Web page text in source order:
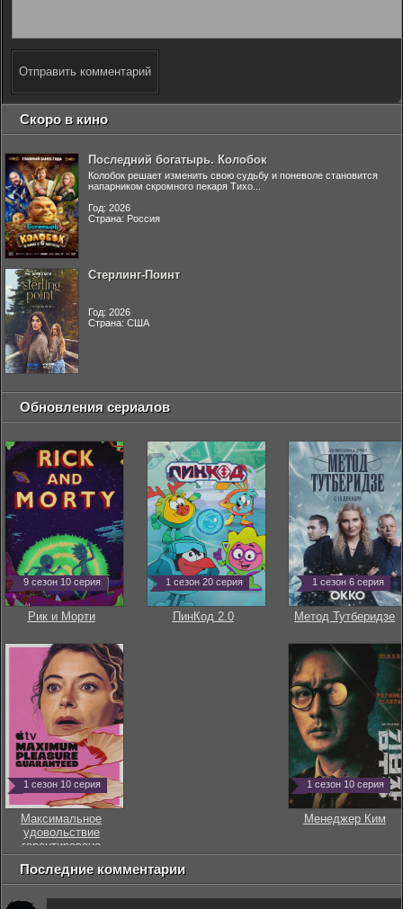
Отправить комментарий
Скоро в кино
Последний богатырь. Колобок
Колобок решает изменить свою судьбу и поневоле становится
напарником скромного пекаря Тихо...
Год: 2026
Страна: Россия
Стерлинг-Поинт
Год: 2026
Страна: США
Обновления сериалов
9 сезон 10 серия
Рик и Морти
1 сезон 20 серия
ПинКод 2.0
1 сезон 6 серия
Метод Тутберидзе
1 сезон 10 серия
Максимальное
удовольствие
гарантировано
1 сезон 10 серия
Менеджер Ким
Последние комментарии